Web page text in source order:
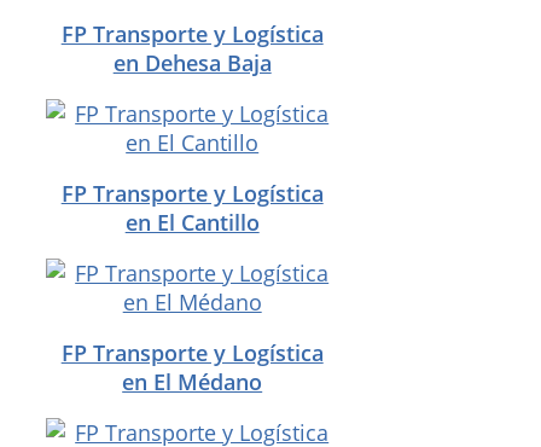
FP Transporte y Logística
en Dehesa Baja
FP Transporte y Logística
en El Cantillo
FP Transporte y Logística
en El Médano